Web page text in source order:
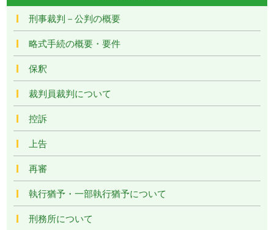
刑事裁判－公判の概要
略式手続の概要・要件
保釈
裁判員裁判について
控訴
上告
再審
執行猶予・一部執行猶予について
刑務所について